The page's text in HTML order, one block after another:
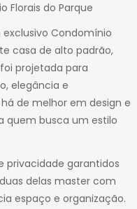
Florais do Parque
Condomínio
casa de alto padrão,
projetada para
elegância e
de melhor em design e
quem busca um estilo
privacidade garantidos
delas master com
espaço e organização.